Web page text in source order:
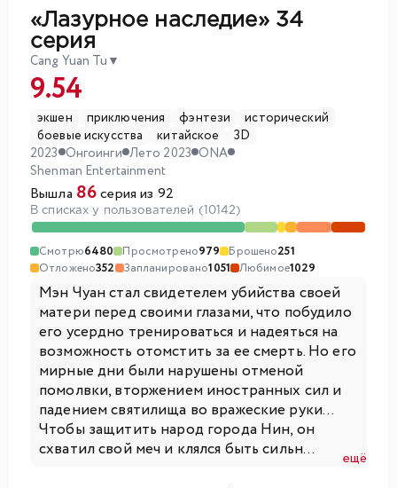
«Лазурное наследие»34
серия
Cang Yuan Tu ▼
9.54
экшен приключения фэнтези
исторический
боевые искусства
китайское
3D
2023 Онгоинги Лето 2023 ONA
Shenman Entertainment
Вышла 86серия из 92
В списках у пользователей (10142)
Смотрю6480 Просмотрено979 Брошено251
Отложено352 Запланировано1051 Любимое1029
Мэн Чуан стал свидетелем убийства своей
матери перед своими глазами, что побудило
его усердно тренироваться и надеяться на
возможность отомстить за ее смерть. Но его
мирные дни были нарушены отменой
помолвки, вторжением иностранных сил и
падением святилища во вражеские руки...
Чтобы защитить народ города Нин, он
схватил свой меч и клялся быть сильн...
ещё